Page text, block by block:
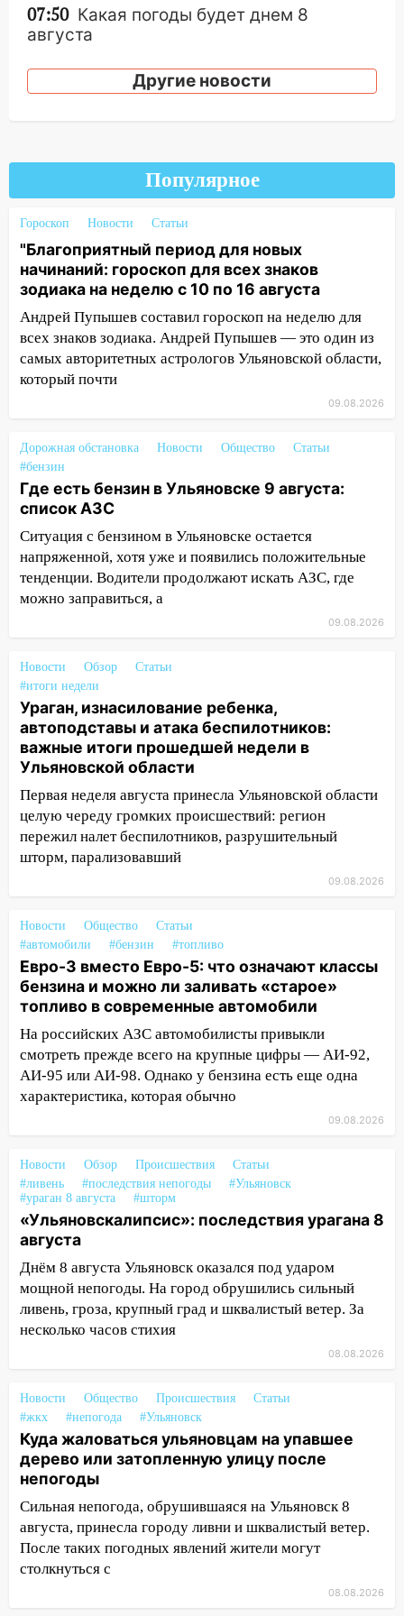
07:50 Какая погоды будет днем 8
августа
06:45 Императорский мост в
Ульяновске останется закрытым до
на 8 августа — кому повезет с
деньгами, а кого ждет неожиданная
встреча
04:47
В Ульяновской области объявили
ракетную опасность: звучат сирены
07.08.2026
20:40 Ульяновские аграрии смогут
купить тракторы с отсрочкой платежа
до декабря
19:34 В следственном управлении
празднованию Дня сотрудника органов
следствия Российской Федерации
19:30 Ульяновцев приглашают
поддержать «Симбирскую чебурашку»
на фестивале «ФормАРТ»
18:11 Ульяновская область стала
пилотным регионом проекта
«Культурное долголетие»
области на 8 августа
17:16 В реанимацию Ульяновской
областной больницы поступили шесть
новых аппаратов ИВЛ
16:51 В Чердаклинском районе
ремонтируют дороги, ставят остановки
и проводят новое освещение
16:35 В Ульяновске установили ещё
девять бункеров для крупногабаритного
матч «Волги» под открытым небом
16:12
В Ульяновском госуниверситете
разработают отечественный прибор для
цифровой ПЦР
15:47 Ульяновцы могут вернуть деньги
за абонементы закрывшегося фитнес-
клуба «Рекорд-Fitness»
15:34
площадки
15:27 Прокуратура проверяет
капремонт школы в селе Кивать
15:08
В Кузоватово после прокурорской
проверки обновили разметку на
пешеходных переходах
14:40 На проспекте Гая в Ульяновске
запретили остановку автомобилей на
14:22
В Новом городе 8 августа пройдет
большой фестиваль «Наше время» с
мотофристайлом и концертом
«Мураками»
14:04
Жару смоет ливнями: прогноз
погоды в Ульяновской области на
выходные 8-9 августа
13:30 В Ульяновске транспортные
Другие новости
Популярное
Гороскоп Новости Статьи
"Благоприятный период для новых
начинаний: гороскоп для всех знаков
зодиака на неделю с 10 по 16 августа
Андрей Пупышев составил гороскоп на неделю для
всех знаков зодиака. Андрей Пупышев — это один из
самых авторитетных астрологов Ульяновской области,
который почти
09.08.2026
Дорожная обстановка Новости Общество
Статьи
#бензин
Где есть бензин в Ульяновске 9 августа:
список АЗС
Ситуация с бензином в Ульяновске остается
напряженной, хотя уже и появились положительные
тенденции. Водители продолжают искать АЗС, где
можно заправиться, а
09.08.2026
Новости Обзор
Статьи
#итоги недели
Ураган, изнасилование ребенка,
автоподставы и атака беспилотников:
важные итоги прошедшей недели в
Ульяновской области
Первая неделя августа принесла Ульяновской области
целую череду громких происшествий: регион
пережил налет беспилотников, разрушительный
шторм, парализовавший
09.08.2026
Новости Общество
Статьи
#автомобили
#бензин #топливо
Евро-3 вместо Евро-5: что означают классы
бензина и можно ли заливать «старое»
топливо в современные автомобили
На российских АЗС автомобилисты привыкли
смотреть прежде всего на крупные цифры — АИ-92,
АИ-95 или АИ-98. Однако у бензина есть еще одна
характеристика, которая обычно
09.08.2026
Новости Обзор Происшествия
Статьи
#ливень
#последствия непогоды
#Ульяновск
#ураган 8 августа
#шторм
«Ульяновскалипсис»: последствия урагана 8
августа
Днём 8 августа Ульяновск оказался под ударом
мощной непогоды. На город обрушились сильный
ливень, гроза, крупный град и шквалистый ветер. За
несколько часов стихия
08.08.2026
Новости Общество Происшествия
Статьи
#жкх
#непогода #Ульяновск
Куда жаловаться ульяновцам на упавшее
дерево или затопленную улицу после
непогоды
Сильная непогода, обрушившаяся на Ульяновск 8
августа, принесла городу ливни и шквалистый ветер.
После таких погодных явлений жители могут
столкнуться с
08.08.2026